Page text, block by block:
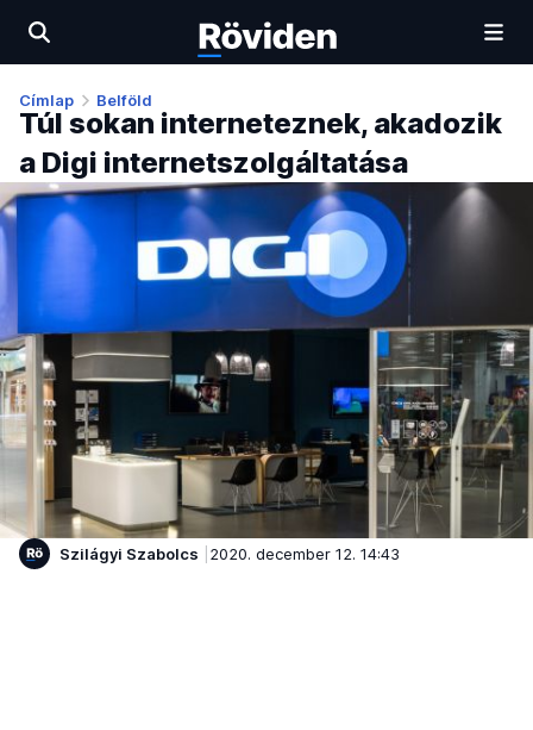
Címlap Belföld
Túl sokan interneteznek, akadozik
a Digi internetszolgáltatása
Szilágyi Szabolcs 2020. december 12. 14:43